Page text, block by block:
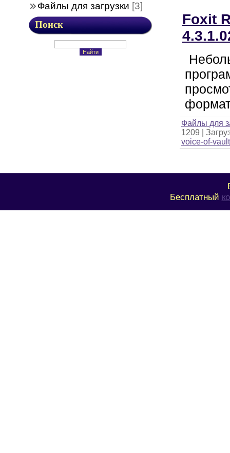
Файлы для загрузки [3]
Поиск
Foxit
Файлы для
1209
voice-of-
Бесплатный